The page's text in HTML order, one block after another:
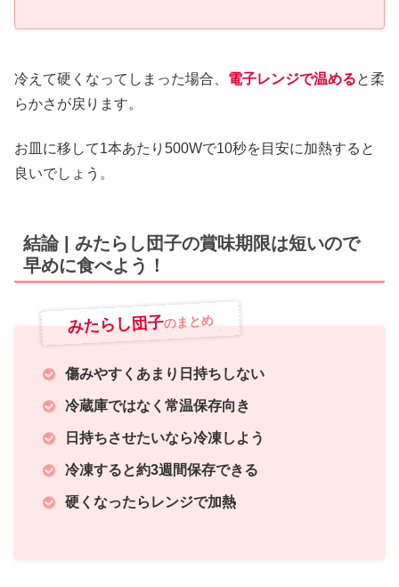
冷えて硬くなってしまった場合、 電子レンジで温めると柔
らかさが戻ります。
お皿に移して1本あたり500Wで10秒を目安に加熱すると
良いでしょう。
結論 | みたらし団子の賞味期限は短いので
早めに食べよう！
みたらし団子のまとめ
傷みやすくあまり日持ちしない
冷蔵庫ではなく常温保存向き
日持ちさせたいなら冷凍しよう
冷凍すると約3週間保存できる
硬くなったらレンジで加熱